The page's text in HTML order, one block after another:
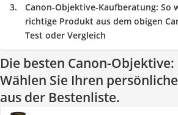
Canon-Objektive-Kaufberatung: So
richtige Produkt aus dem obigen
Test oder Vergleich
Die besten Canon-Objektive:
Wählen Sie Ihren
aus der Bestenliste.